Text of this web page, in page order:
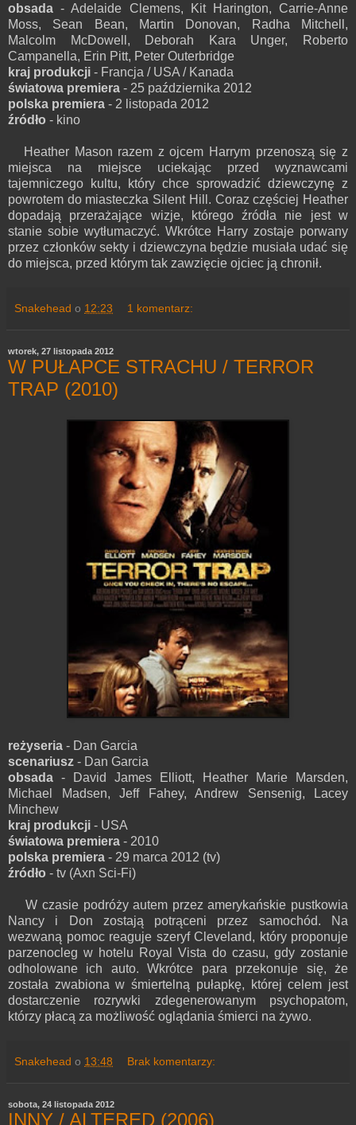
obsada - Adelaide Clemens, Kit Harington, Carrie-Anne
Moss, Sean Bean, Martin Donovan, Radha Mitchell,
Malcolm McDowell, Deborah Kara Unger, Roberto
Campanella, Erin Pitt, Peter Outerbridge
kraj produkcji - Francja / USA / Kanada
światowa premiera - 25 października 2012
polska premiera - 2 listopada 2012
źródło - kino
Heather Mason razem z ojcem Harrym przenoszą się z
miejsca na miejsce uciekając przed wyznawcami
tajemniczego kultu, który chce sprowadzić dziewczynę z
powrotem do miasteczka Silent Hill. Coraz częściej Heather
dopadają przerażające wizje, którego źródła nie jest w
stanie sobie wytłumaczyć. Wkrótce Harry zostaje porwany
przez członków sekty i dziewczyna będzie musiała udać się
do miejsca, przed którym tak zawzięcie ojciec ją chronił.
Snakehead o 12:23 1 komentarz:
wtorek, 27 listopada 2012
W PUŁAPCE STRACHU / TERROR
TRAP (2010)
reżyseria - Dan Garcia
scenariusz - Dan Garcia
obsada - David James Elliott, Heather Marie Marsden,
Michael Madsen, Jeff Fahey, Andrew Sensenig, Lacey
Minchew
kraj produkcji - USA
światowa premiera - 2010
polska premiera - 29 marca 2012 (tv)
źródło - tv (Axn Sci-Fi)
W czasie podróży autem przez amerykańskie pustkowia
Nancy i Don zostają potrąceni przez samochód. Na
wezwaną pomoc reaguje szeryf Cleveland, który proponuje
parzenocleg w hotelu Royal Vista do czasu, gdy zostanie
odholowane ich auto. Wkrótce para przekonuje się, że
została zwabiona w śmiertelną pułapkę, której celem jest
dostarczenie rozrywki zdegenerowanym psychopatom,
którzy płacą za możliwość oglądania śmierci na żywo.
Snakehead o 13:48 Brak komentarzy:
sobota, 24 listopada 2012
INNY / ALTERED (2006)